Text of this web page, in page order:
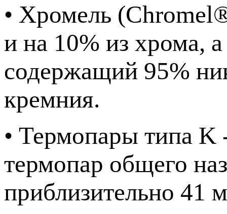
• Хромель
и на 10% из хрома,
содержащий 95%
кремния.
• Термопары типа K
термопар общего
приблизительно